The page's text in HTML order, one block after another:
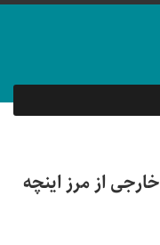
خارجی از مرز اینچه